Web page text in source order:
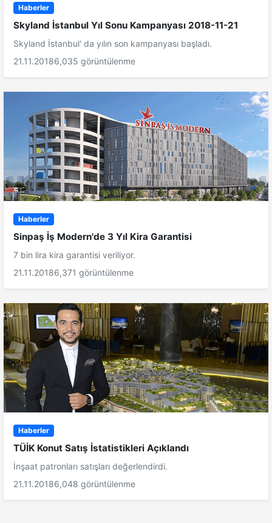
Haberler
Skyland İstanbul Yıl Sonu Kampanyası 2018-11-21
Skyland İstanbul' da yılın son kampanyası başladı.
21.11.20186,035 görüntülenme
Haberler
Sinpaş İş Modern'de 3 Yıl Kira Garantisi
7 bin lira kira garantisi veriliyor.
21.11.20186,371 görüntülenme
Haberler
TÜİK Konut Satış İstatistikleri Açıklandı
İnşaat patronları satışları değerlendirdi.
21.11.20186,048 görüntülenme